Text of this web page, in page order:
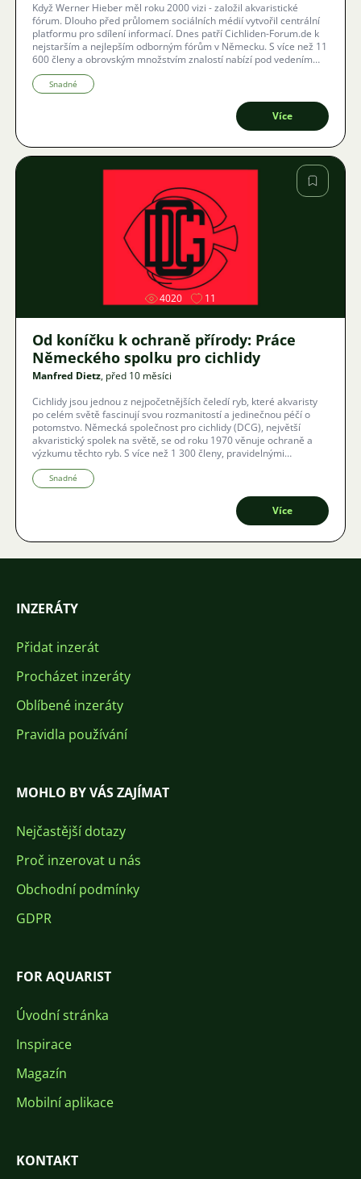
Když Werner Hieber měl roku 2000 vizi - založil akvaristické
fórum. Dlouho před průlomem sociálních médií vytvořil centrální
platformu pro sdílení informací. Dnes patří Cichliden-Forum.de k
nejstarším a nejlepším odborným fórům v Německu. S více než 11
600 členy a obrovským množstvím znalostí nabízí pod vedením
Manfreda Dietze kvalitní poradenství. Fórum klade důraz na
ochranu zvířat a poskytuje odborné informace bez kompromisů. Je
to nepostradatelná platforma, která již 25 let zprostředkovává
znalosti, podporuje akvaristiku a pomohla nespočtu živočichů.
Snadné
Více
Obrázek
4020 11
Od koníčku k ochraně přírody: Práce
Německého spolku pro cichlidy
Manfred Dietz, před 10 měsíci
Cichlidy jsou jednou z nejpočetnějších čeledí ryb, které akvaristy
po celém světě fascinují svou rozmanitostí a jedinečnou péčí o
potomstvo. Německá společnost pro cichlidy (DCG), největší
akvaristický spolek na světě, se od roku 1970 věnuje ochraně a
výzkumu těchto ryb. S více než 1 300 členy, pravidelnými
publikacemi a regionálními setkáními DCG podporuje výměnu
znalostí a ochranu ohrožených druhů, mimo jiné prostřednictvím
cíleného odchovu a podpory vědeckých projektů.
Snadné
Více
INZERÁTY
Přidat inzerát
Procházet inzeráty
Oblíbené inzeráty
Pravidla používání
MOHLO BY VÁS ZAJÍMAT
Nejčastější dotazy
Proč inzerovat u nás
Obchodní podmínky
GDPR
FOR AQUARIST
Úvodní stránka
Inspirace
Magazín
Mobilní aplikace
KONTAKT